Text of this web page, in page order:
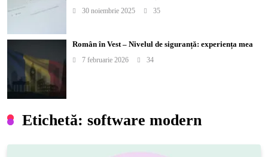
Etichetă: software modern
30 noiembrie 2025 35
Român în Vest – Nivelul de siguranță: experiența mea
7 februarie 2026 34